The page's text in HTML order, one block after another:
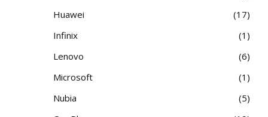
Huawei
17
Infinix
1
Lenovo
6
Microsoft
1
Nubia
5